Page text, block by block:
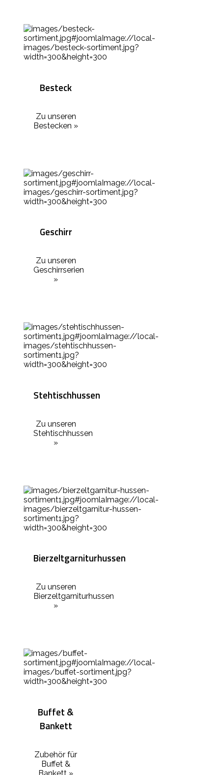
Besteck
Zu unseren
Bestecken »
Geschirr
Zu unseren
Geschirrserien
»
Stehtischhussen
Zu unseren
Stehtischhussen
»
Bierzeltgarniturhussen
Zu unseren
Bierzeltgarniturhussen
»
Buffet &
Bankett
Zubehör für
Buffet &
Bankett »